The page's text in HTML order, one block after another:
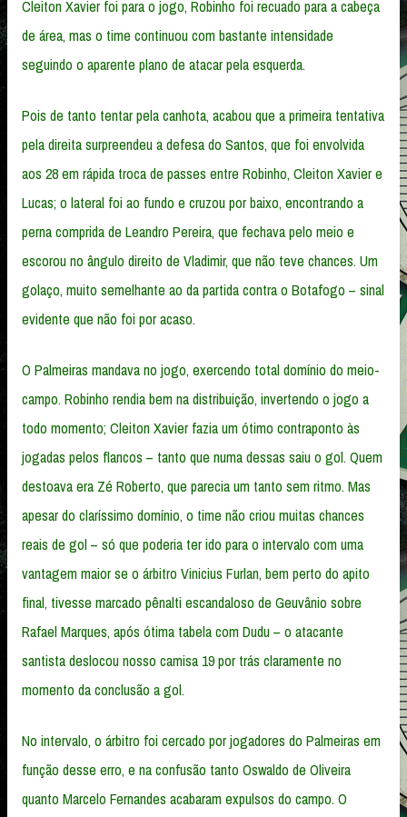
Cleiton Xavier foi para o jogo, Robinho foi recuado para a cabeça
de área, mas o time continuou com bastante intensidade
seguindo o aparente plano de atacar pela esquerda.
Pois de tanto tentar pela canhota, acabou que a primeira tentativa
pela direita surpreendeu a defesa do Santos, que foi envolvida
aos 28 em rápida troca de passes entre Robinho, Cleiton Xavier e
Lucas; o lateral foi ao fundo e cruzou por baixo, encontrando a
perna comprida de Leandro Pereira, que fechava pelo meio e
escorou no ângulo direito de Vladimir, que não teve chances. Um
golaço, muito semelhante ao da partida contra o Botafogo – sinal
evidente que não foi por acaso.
O Palmeiras mandava no jogo, exercendo total domínio do meio-
campo. Robinho rendia bem na distribuição, invertendo o jogo a
todo momento; Cleiton Xavier fazia um ótimo contraponto às
jogadas pelos flancos – tanto que numa dessas saiu o gol. Quem
destoava era Zé Roberto, que parecia um tanto sem ritmo. Mas
apesar do claríssimo domínio, o time não criou muitas chances
reais de gol – só que poderia ter ido para o intervalo com uma
vantagem maior se o árbitro Vinicius Furlan, bem perto do apito
final, tivesse marcado pênalti escandaloso de Geuvânio sobre
Rafael Marques, após ótima tabela com Dudu – o atacante
santista deslocou nosso camisa 19 por trás claramente no
momento da conclusão a gol.
No intervalo, o árbitro foi cercado por jogadores do Palmeiras em
função desse erro, e na confusão tanto Oswaldo de Oliveira
quanto Marcelo Fernandes acabaram expulsos do campo. O